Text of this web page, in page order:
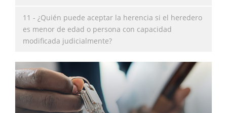
11 - ¿Quién puede aceptar la herencia si el heredero
es menor de edad o persona con capacidad
modificada judicialmente?